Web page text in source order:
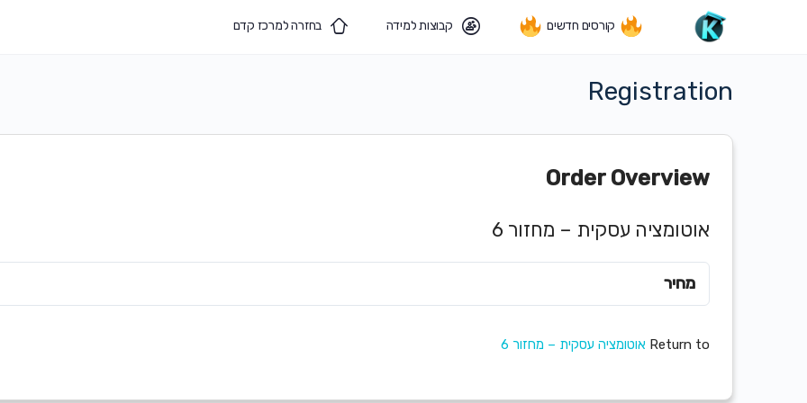
קורסים חדשים קבוצות למידה בחזרה למרכז קדם
Registration
Order Overview
אוטומציה עסקית – מחזור 6
מחיר
Return to אוטומציה עסקית – מחזור 6